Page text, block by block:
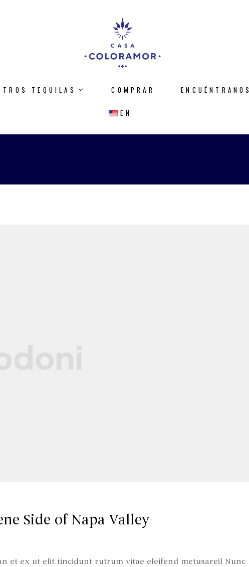
TEQUILAS COMPRAR ENCUÉNTRANOS
EN
Side of Napa Valley
et ex ut elit tincidunt rutrum vitae eleifend metusareil Nunc